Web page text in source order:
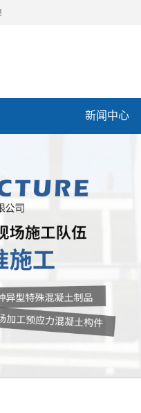
新闻中心